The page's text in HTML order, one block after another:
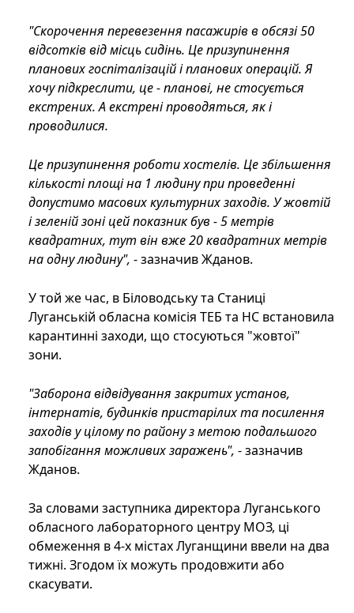
"Скорочення перевезення пасажирів в обсязі 50
відсотків від місць сидінь. Це призупинення
планових госпіталізацій і планових операцій. Я
хочу підкреслити, це - планові, не стосується
екстрених. А екстрені проводяться, як і
проводилися.
Це призупинення роботи хостелів. Це збільшення
кількості площі на 1 людину при проведенні
допустимо масових культурних заходів. У жовтій
і зеленій зоні цей показник був - 5 метрів
квадратних, тут він вже 20 квадратних метрів
на одну людину", - зазначив Жданов.
У той же час, в Біловодську та Станиці
Луганській обласна комісія ТЕБ та НС встановила
карантинні заходи, що стосуються "жовтої"
зони.
"Заборона відвідування закритих установ,
інтернатів, будинків пристарілих та посилення
заходів у цілому по району з метою подальшого
запобігання можливих заражень", - зазначив
Жданов.
За словами заступника директора Луганського
обласного лабораторного центру МОЗ, ці
обмеження в 4-х містах Луганщини ввели на два
тижні. Згодом їх можуть продовжити або
скасувати.